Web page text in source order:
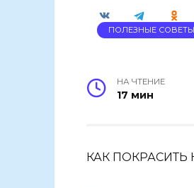
ПОЛЕЗНЫЕ СОВЕТЫ
НА ЧТЕНИЕ
17 мин
КАК ПОКРАСИТЬ